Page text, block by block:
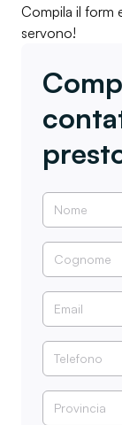
Compila il form
servono!